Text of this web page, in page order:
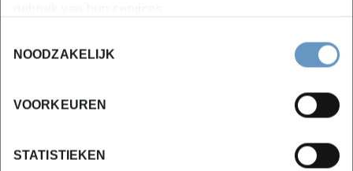
NOODZAKELIJK
VOORKEUREN
STATISTIEKEN
Afdichting gebouw en technieken:
hellende daken)
Ventilatie